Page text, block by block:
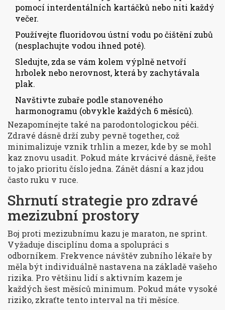
pomocí interdentálních kartáčků nebo niti každý
večer.
Používejte fluoridovou ústní vodu po čištění zubů
(nesplachujte vodou ihned poté).
Sledujte, zda se vám kolem výplně netvoří
hrbolek nebo nerovnost, která by zachytávala
plak.
Navštivte zubaře podle stanoveného
harmonogramu (obvykle každých 6 měsíců).
Nezapomínejte také na parodontologickou péči.
Zdravé dásně drží zuby pevně together, což
minimalizuje vznik trhlin a mezer, kde by se mohl
kaz znovu usadit. Pokud máte krvácivé dásně, řešte
to jako prioritu číslo jedna. Zánět dásní a kaz jdou
často ruku v ruce.
Shrnutí strategie pro zdravé
mezizubní prostory
Boj proti mezizubnímu kazu je maraton, ne sprint.
Vyžaduje disciplínu doma a spolupráci s
odborníkem. Frekvence návštěv zubního lékaře by
měla být individuálně nastavena na základě vašeho
rizika. Pro většinu lidí s aktivním kazem je
každých šest měsíců minimum. Pokud máte vysoké
riziko, zkraťte tento interval na tři měsíce.